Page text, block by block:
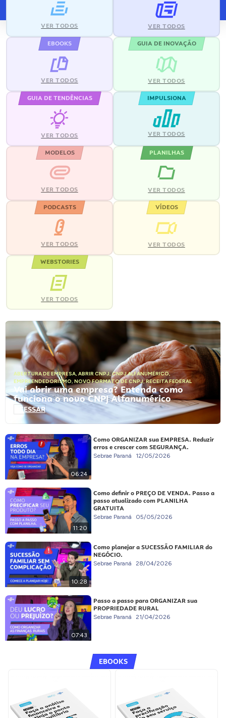
VER TODOS VER TODOS
EBOOKS
VER TODOS
GUIA DE INOVAÇÃO
VER TODOS
GUIA DE TENDÊNCIAS
VER TODOS
IMPULSIONA
VER TODOS
MODELOS
VER TODOS
PLANILHAS
VER TODOS
PODCASTS
VER TODOS
VÍDEOS
VER TODOS
WEBSTORIES
VER TODOS
ABERTURA DE EMPRESA, ABRIR CNPJ,CNPJ ALFANUMÉRICO,
EMPREENDEDORISMO, NOVO FORMATO DE CNPJ,RECEITA FEDERAL
Vai abrir uma empresa? Entenda como
funciona o novo CNPJ Alfanumérico
ACESSAR
06:24
Como ORGANIZAR sua EMPRESA. Reduzir
erros e crescer com SEGURANÇA.
Sebrae Paraná 12/05/2026
11:20
Como definir o PREÇO DE VENDA. Passo a
passo atualizado com PLANILHA
GRATUITA
Sebrae Paraná 05/05/2026
10:28
Como planejar a SUCESSÃO FAMILIAR do
NEGÓCIO.
Sebrae Paraná 28/04/2026
07:43
Passo a passo para ORGANIZAR sua
PROPRIEDADE RURAL
Sebrae Paraná 21/04/2026
EBOOKS